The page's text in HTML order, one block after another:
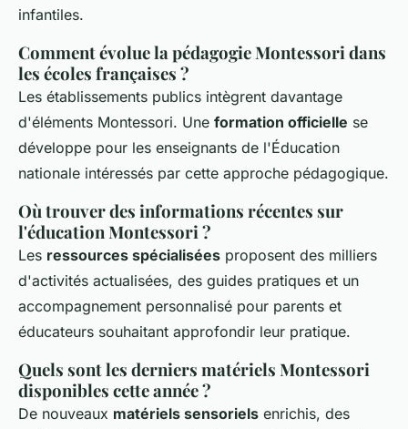
infantiles.
Comment évolue la pédagogie Montessori dans
les écoles françaises ?
Les établissements publics intègrent davantage
d'éléments Montessori. Une formation officielle se
développe pour les enseignants de l'Éducation
nationale intéressés par cette approche pédagogique.
Où trouver des informations récentes sur
l'éducation Montessori ?
Les ressources spécialisées proposent des milliers
d'activités actualisées, des guides pratiques et un
accompagnement personnalisé pour parents et
éducateurs souhaitant approfondir leur pratique.
Quels sont les derniers matériels Montessori
disponibles cette année ?
De nouveaux matériels sensoriels enrichis, des